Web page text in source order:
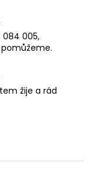
084 005,
žije a rád